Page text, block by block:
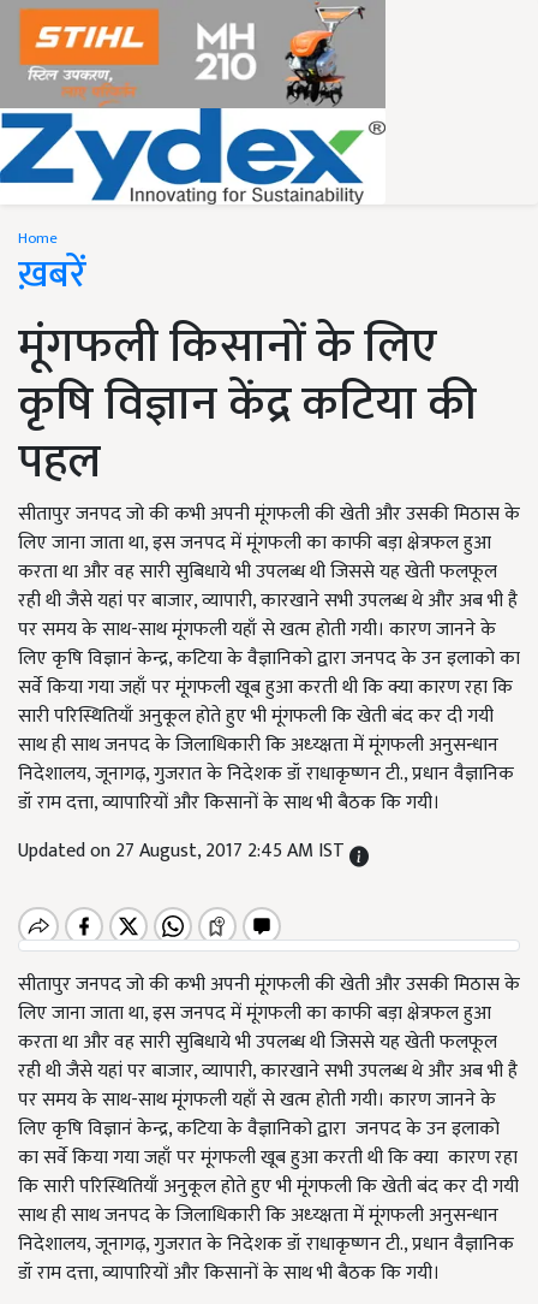
Home
ख़बरें
मूंगफली किसानों के लिए
कृषि विज्ञान केंद्र कटिया की
पहल
सीतापुर जनपद जो की कभी अपनी मूंगफली की खेती और उसकी मिठास के
लिए जाना जाता था, इस जनपद में मूंगफली का काफी बड़ा क्षेत्रफल हुआ
करता था और वह सारी सुबिधाये भी उपलब्ध थी जिससे यह खेती फलफूल
रही थी जैसे यहां पर बाजार, व्यापारी, कारखाने सभी उपलब्ध थे और अब भी है
पर समय के साथ-साथ मूंगफली यहाँ से खत्म होती गयी। कारण जानने के
लिए कृषि विज्ञानं केन्द्र, कटिया के वैज्ञानिको द्वारा जनपद के उन इलाको का
सर्वे किया गया जहाँ पर मूंगफली खूब हुआ करती थी कि क्या कारण रहा कि
सारी परिस्थितियाँ अनुकूल होते हुए भी मूंगफली कि खेती बंद कर दी गयी
साथ ही साथ जनपद के जिलाधिकारी कि अध्य्क्षता में मूंगफली अनुसन्धान
निदेशालय, जूनागढ़, गुजरात के निदेशक डॉ राधाकृष्णन टी., प्रधान वैज्ञानिक
डॉ राम दत्ता, व्यापारियों और किसानों के साथ भी बैठक कि गयी।
Updated on 27 August, 2017 2:45 AM IST
सीतापुर जनपद जो की कभी अपनी मूंगफली की खेती और उसकी मिठास के
लिए जाना जाता था, इस जनपद में मूंगफली का काफी बड़ा क्षेत्रफल हुआ
करता था और वह सारी सुबिधाये भी उपलब्ध थी जिससे यह खेती फलफूल
रही थी जैसे यहां पर बाजार, व्यापारी, कारखाने सभी उपलब्ध थे और अब भी है
पर समय के साथ-साथ मूंगफली यहाँ से खत्म होती गयी। कारण जानने के
लिए कृषि विज्ञानं केन्द्र, कटिया के वैज्ञानिको द्वारा जनपद के उन इलाको
का सर्वे किया गया जहाँ पर मूंगफली खूब हुआ करती थी कि क्या कारण रहा
कि सारी परिस्थितियाँ अनुकूल होते हुए भी मूंगफली कि खेती बंद कर दी गयी
साथ ही साथ जनपद के जिलाधिकारी कि अध्य्क्षता में मूंगफली अनुसन्धान
निदेशालय, जूनागढ़, गुजरात के निदेशक डॉ राधाकृष्णन टी., प्रधान वैज्ञानिक
डॉ राम दत्ता, व्यापारियों और किसानों के साथ भी बैठक कि गयी।